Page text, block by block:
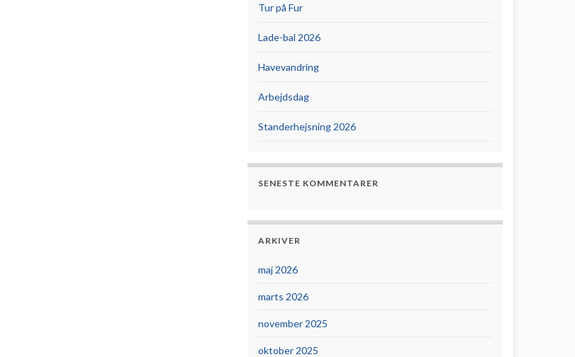
Tur på Fur
Lade-bal 2026
Havevandring
Arbejdsdag
Standerhejsning 2026
SENESTE KOMMENTARER
ARKIVER
maj 2026
marts 2026
november 2025
oktober 2025